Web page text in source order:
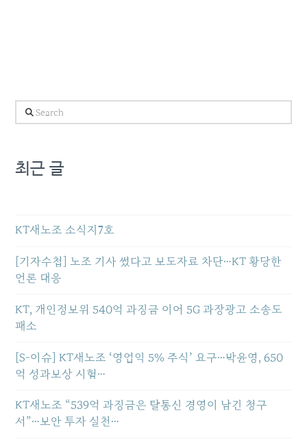
Search
최근 글
KT새노조 소식지7호
[기자수첩] 노조 기사 썼다고 보도자료 차단…KT 황당한
언론 대응
KT, 개인정보위 540억 과징금 이어 5G 과장광고 소송도
패소
[S-이슈] KT새노조 ‘영업익 5% 주식’ 요구…박윤영, 650
억 성과보상 시험…
KT새노조 “539억 과징금은 탈통신 경영이 남긴 청구
서”…보안 투자 실천…